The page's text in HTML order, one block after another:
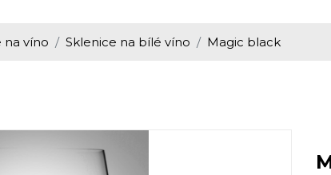
na víno Sklenice na bílé víno Magic black